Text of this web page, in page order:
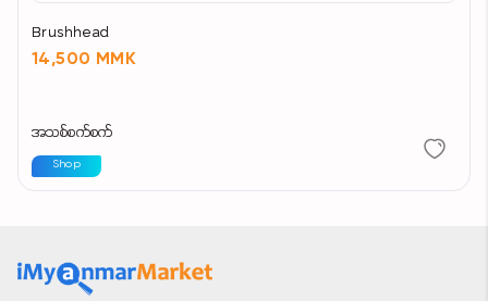
Brushhead
14,500 MMK
အသစ်စက်စက်
Shop